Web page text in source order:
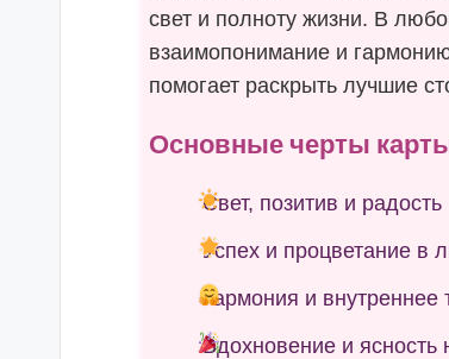
свет и полноту жизни. В
взаимопонимание и
помогает раскрыть лучшие
Основные черты
Свет, позитив и радость
Успех и процветание в
Гармония и внутреннее
Вдохновение и ясность